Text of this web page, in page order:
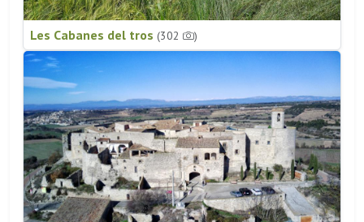
Les Cabanes del tros (302 )